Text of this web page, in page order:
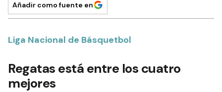
Añadir como fuente en
Liga Nacional de Básquetbol
Regatas está entre los cuatro
mejores